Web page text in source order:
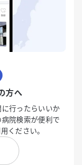
方へ
に行ったらいいか
院検索が便利で
ください。